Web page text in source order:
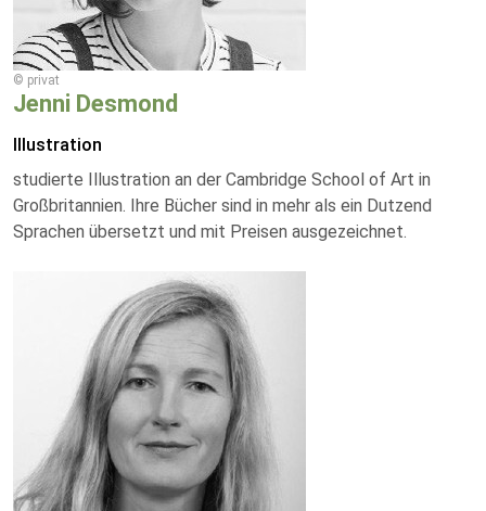
© privat
Jenni Desmond
Illustration
studierte Illustration an der Cambridge School of Art in
Großbritannien. Ihre Bücher sind in mehr als ein Dutzend
Sprachen übersetzt und mit Preisen ausgezeichnet.